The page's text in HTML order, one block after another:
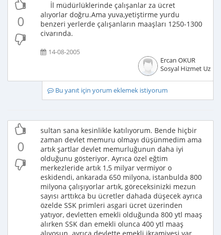
0
İl müdürlüklerinde çalışanlar za ücret
alıyorlar doğru.Ama yuva,yetiştirme yurdu
benzeri yerlerde çalışanların maaşları 1250-1300
civarında.
14-08-2005
Ercan OKUR
Sosyal Hizmet
Bu yanıt için yorum eklemek istiyorum
0
sultan sana kesinlikle katılıyorum. Bende hiçbir
zaman devlet memuru olmayı düşünmedim ama
artık şartlar devlet memurluğunun daha iyi
olduğunu gösteriyor. Ayrıca özel eğtim
merkezleride artık 1,5 milyar vermiyor o
eskidendi, ankarada 650 milyona, istanbulda 800
milyona çalışıyorlar artık, göreceksinizki mezun
sayısı arttıkca bu ücretler dahada düşecek ayrıca
özelde SSK primleri asgari ücret üzerinden
yatıyor, devletten emekli olduğunda 800 ytl maaş
alırken SSK dan emekli olunca 400 ytl maaş